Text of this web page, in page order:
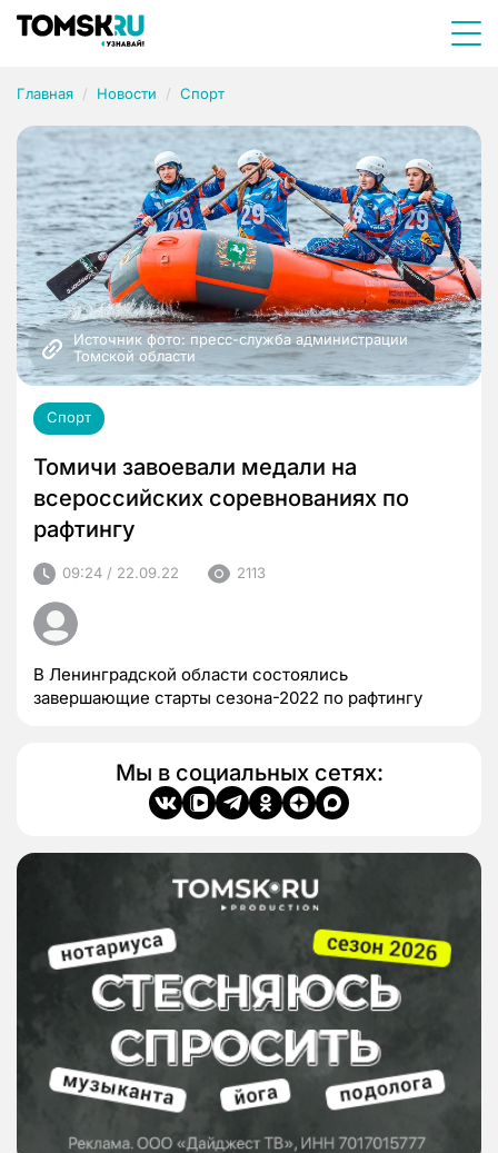
Главная Новости Спорт
Источник фото: пресс-служба администрации
Томской области
Спорт
Томичи завоевали медали на
всероссийских соревнованиях по
рафтингу
09:24 / 22.09.22 2113
В Ленинградской области состоялись
завершающие старты сезона-2022 по рафтингу
Мы в социальных сетях: